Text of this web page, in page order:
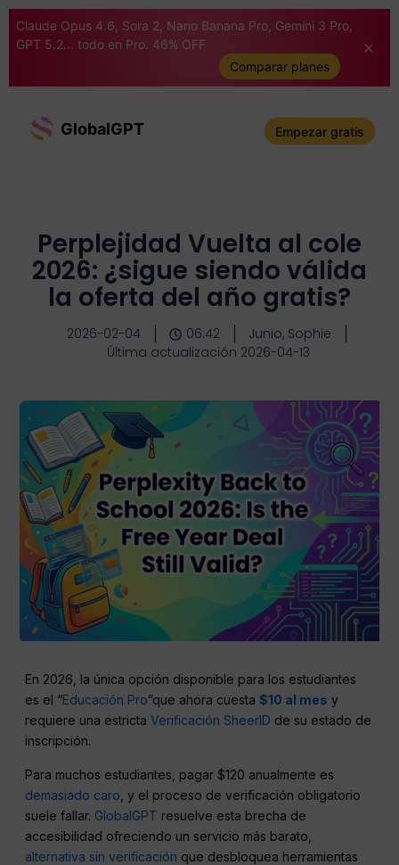
Claude Opus 4.6, Sora 2, Nano Banana Pro, Gemini 3 Pro,
GPT 5.2... todo en Pro. 46% OFF
Comparar planes
GlobalGPT Empezar gratis
Perplejidad Vuelta al cole
2026: ¿sigue siendo válida
la oferta del año gratis?
2026-02-04 06:42
Junio, Sophie
Última actualización 2026-04-13
En 2026, la única opción disponible para los estudiantes
es el “Educación Pro”que ahora cuesta $10 al mes y
requiere una estrictaVerificación SheerID de su estado de
inscripción.
Para muchos estudiantes, pagar $120 anualmente es
demasiado caro , y el proceso de verificación obligatorio
suele fallar. GlobalGPT resuelve esta brecha de
accesibilidad ofreciendo un servicio más barato,
alternativa sin verificación que desbloquea herramientas